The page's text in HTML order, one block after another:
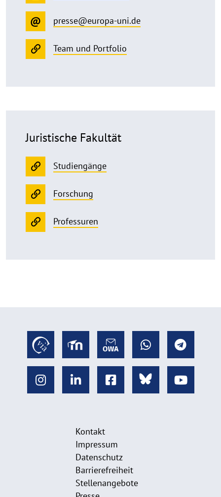
presse@europa-uni.de
Team und Portfolio
Juristische Fakultät
Studiengänge
Forschung
Professuren
Kontakt
Impressum
Datenschutz
Barrierefreiheit
Stellenangebote